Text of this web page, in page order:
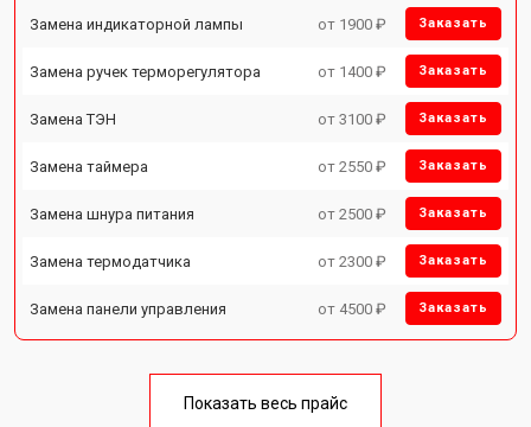
Замена индикаторной лампы от 1900 ₽ Заказать
Замена ручек терморегулятора от 1400 ₽ Заказать
Замена ТЭН от 3100 ₽ Заказать
Замена таймера от 2550 ₽ Заказать
Замена шнура питания от 2500 ₽ Заказать
Замена термодатчика от 2300 ₽ Заказать
Замена панели управления от 4500 ₽ Заказать
Показать весь прайс